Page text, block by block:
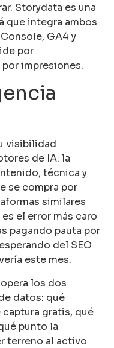
Storydata es una
que integra ambos
GA4 y
por
impresiones.
visibilidad
de IA: la
técnica y
se compra por
similares
el error más caro
pagando pauta por
del SEO
este mes.
opera los dos
datos: qué
captura gratis, qué
punto la
terreno al activo